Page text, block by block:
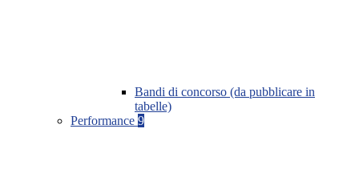
Bandi di concorso (da pubblicare in
tabelle)
Performance 9